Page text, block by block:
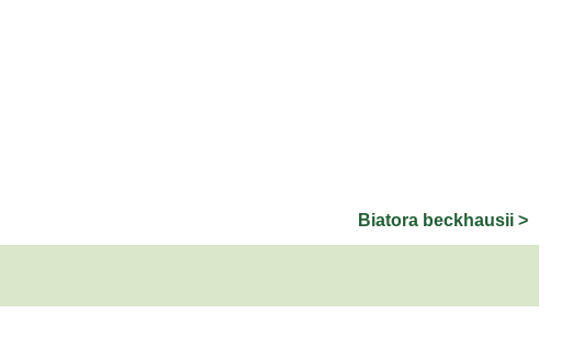
Biatora beckhausii >